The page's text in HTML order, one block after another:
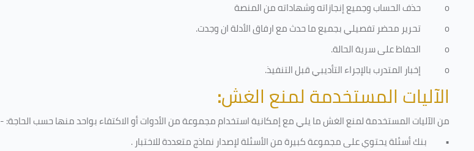
o
حذف الحساب وجميع إنجازاته وشهاداته من المنصة
o
تحرير محضر تفصيلي بجميع ما حدث مع ارفاق الأدلة ان وجدت.
o
الحفاظ على سرية الحالة.
o
إخبار المتدرب بالإجراء التأديبي قبل التنفيذ.
الآليات المستخدمة لمنع الغش:
من الآليات المستخدمة لمنع الغش ما يلي مع إمكانية استخدام مجموعة من الأدوات أو الاكتفاء بواحد منها حسب الحاجة: -
• بنك أسئلة يحتوي على مجموعة كبيرة من الأسئلة لإصدار نماذج متعددة للاختبار.